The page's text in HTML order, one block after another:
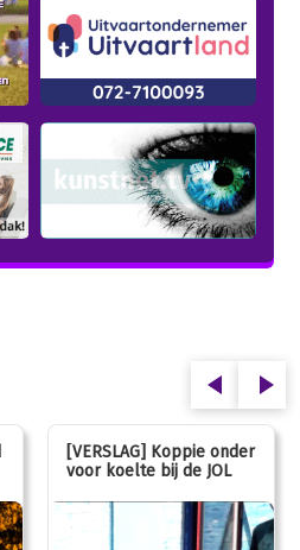
[VERSLAG] Koppie onder
voor koelte bij de JOL